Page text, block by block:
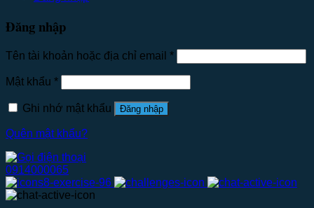
Đăng nhập
Tên tài khoản hoặc địa chỉ email *
Mật khẩu *
Ghi nhớ mật khẩu Đăng nhập
Quên mật khẩu?
0914000065